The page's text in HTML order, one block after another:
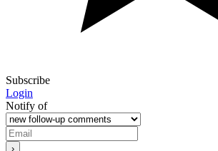
Subscribe
Login
Notify of